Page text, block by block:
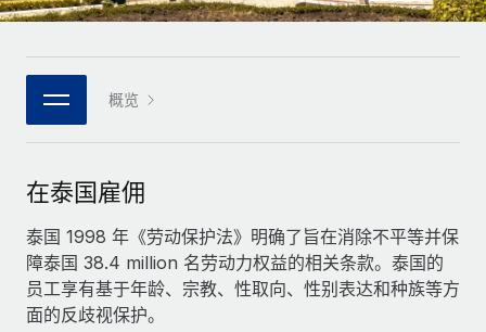
团队的内置核心人力资源功能
连接 新的
使用我们的 MCP 将任何人工智能工具与 Remote 平台相连
借助核心业务工具简化流程
服务
咨询专家
企业
与我们携手合作
战略技术合作伙伴
与我们共探合作机遇
Remote Build
即将推出
集成与人工智能自动化咨询
人力资源术语表
核对表和模板
职位描述库
网络研讨会
活动
新闻室
薪金与人才洞察
洞察中心
Italiano
Português (Portugal)
日本語
한국어
中文（简体）
概览
在泰国雇佣
泰国 1998 年《劳动保护法》明确了旨在消除不平等并保
障泰国 38.4 million 名劳动力权益的相关条款。泰国的
员工享有基于年龄、宗教、性取向、性别表达和种族等方
面的反歧视保护。